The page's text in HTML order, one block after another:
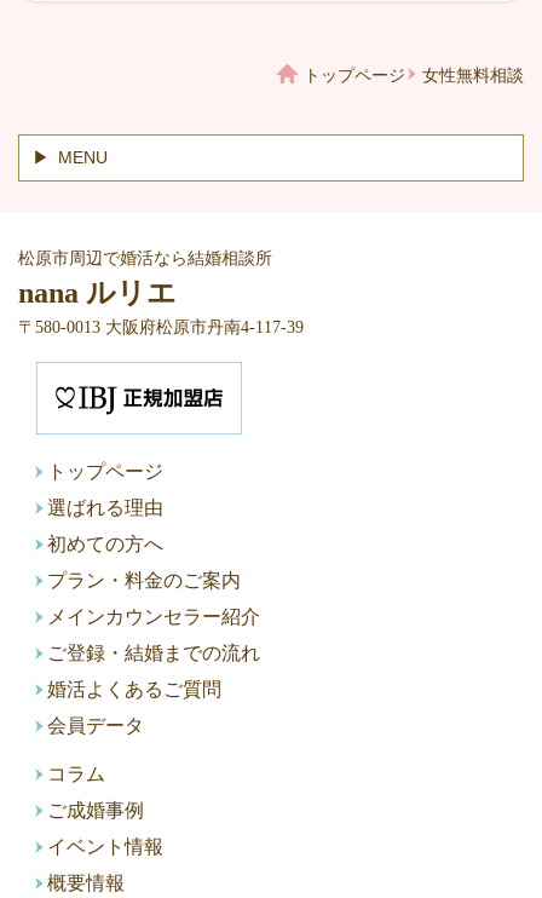
トップページ 女性無料相談
MENU
松原市周辺で婚活なら結婚相談所
nana ルリエ
〒580-0013 大阪府松原市丹南4-117-39
トップページ
選ばれる理由
初めての方へ
プラン・料金のご案内
メインカウンセラー紹介
ご登録・結婚までの流れ
婚活よくあるご質問
会員データ
コラム
ご成婚事例
イベント情報
概要情報